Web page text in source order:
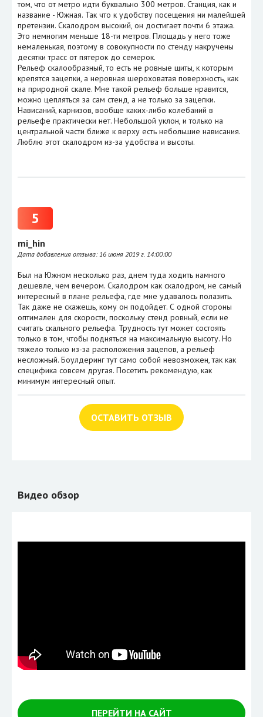
том, что от метро идти буквально 300 метров. Станция, как и
название - Южная. Так что к удобству посещения ни малейшей
претензии. Скалодром высокий, он достигает почти 6 этажа.
Это немногим меньше 18-ти метров. Площадь у него тоже
немаленькая, поэтому в совокупности по стенду накручены
десятки трасс от пятерок до семерок.
Рельеф скалообразный, то есть не ровные щиты, к которым
крепятся зацепки, а неровная шероховатая поверхность, как
на природной скале. Мне такой рельеф больше нравится,
можно цепляться за сам стенд, а не только за зацепки.
Нависаний, карнизов, вообще каких-либо колебаний в
рельефе практически нет. Небольшой уклон, и только на
центральной части ближе к верху есть небольшие нависания.
Люблю этот скалодром из-за удобства и высоты.
mi_hin
Дата добавления отзыва:16 июня 2019 г. 14:00:00
5
Был на Южном несколько раз, днем туда ходить намного
дешевле, чем вечером. Скалодром как скалодром, не самый
интересный в плане рельефа, где мне удавалось полазить.
Так даже не скажешь, кому он подойдет. С одной стороны
оптимален для скорости, поскольку стенд ровный, если не
считать скального рельефа. Трудность тут может состоять
только в том, чтобы подняться на максимальную высоту. Но
тяжело только из-за расположения зацепов, а рельеф
несложный. Боулдеринг тут само собой невозможен, так как
специфика совсем другая. Посетить рекомендую, как
минимум интересный опыт.
ОСТАВИТЬ ОТЗЫВ
Видео обзор
ПЕРЕЙТИ НА САЙТ